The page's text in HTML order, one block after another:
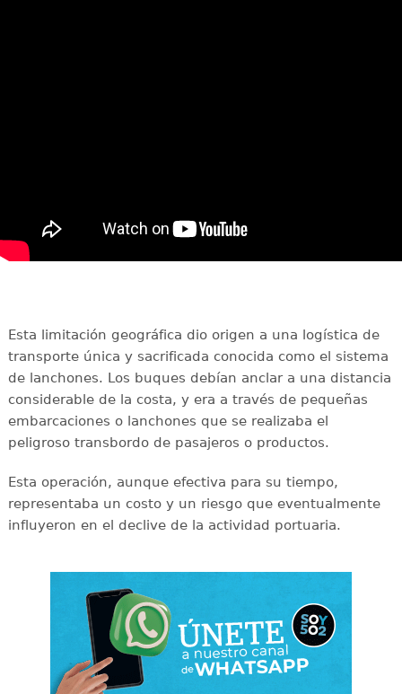
Esta limitación geográfica dio origen a una logística de
transporte única y sacrificada conocida como el sistema
de lanchones. Los buques debían anclar a una distancia
considerable de la costa, y era a través de pequeñas
embarcaciones o lanchones que se realizaba el
peligroso transbordo de pasajeros o productos.
Esta operación, aunque efectiva para su tiempo,
representaba un costo y un riesgo que eventualmente
influyeron en el declive de la actividad portuaria.